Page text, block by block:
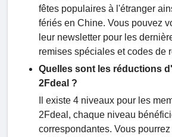
fêtes populaires à l'étranger
fériés en Chine. Vous pouvez
leur newsletter pour les
remises spéciales et codes de
Quelles sont les réductions
2Fdeal ?
Il existe 4 niveaux pour les
2Fdeal, chaque niveau
correspondantes. Vous